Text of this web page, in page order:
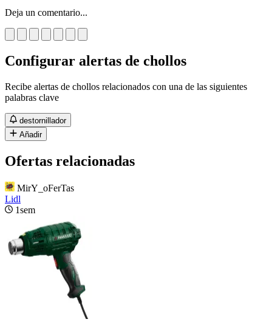
Deja un comentario...
Configurar alertas de chollos
Recibe alertas de chollos relacionados con una de las siguientes
palabras clave
destornillador
Añadir
Ofertas relacionadas
MirY_oFerTas
Lidl
1sem